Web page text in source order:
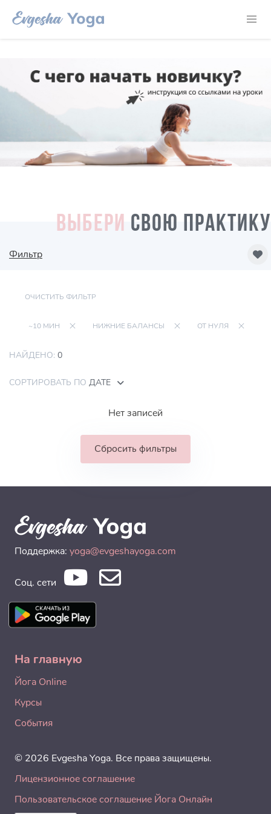
ВЫБЕРИ СВОЮ ПРАКТИКУ
Фильтр
ОЧИСТИТЬ ФИЛЬТР
~10 МИН НИЖНИЕ БАЛАНСЫ ОТ НУЛЯ
НАЙДЕНО: 0
СОРТИРОВАТЬ ПО ДАТЕ
Нет записей
Сбросить фильтры
Поддержка: yoga@evgeshayoga.com
Соц. сети
На главную
Йога Online
Курсы
События
© 2026 Evgesha Yoga. Все права защищены.
Лицензионное соглашение
Пользовательское соглашение Йога Онлайн